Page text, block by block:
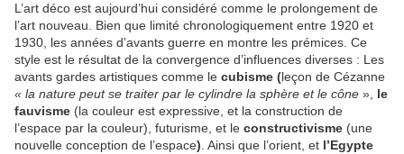
L’art déco est aujourd’hui considéré comme le prolongement de
l’art nouveau. Bien que limité chronologiquement entre 1920 et
1930, les années d’avants guerre en montre les prémices. Ce
style est le résultat de la convergence d’influences diverses : Les
avants gardes artistiques comme le cubisme (leçon de Cézanne
« la nature peut se traiter par le cylindre la sphère et le cône », le
fauvisme (la couleur est expressive, et la construction de
l’espace par la couleur), futurisme, et le constructivisme (une
nouvelle conception de l’espace) . Ainsi que l’orient, et l’Egypte